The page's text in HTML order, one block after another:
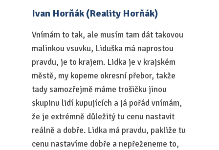
Ivan Horňák (Reality Horňák)
Vnímám to tak, ale musím tam dát takovou
malinkou vsuvku, Liduška má naprostou
pravdu, je to krajem. Lidka je v krajském
městě, my kopeme okresní přebor, takže
tady samozřejmě máme trošičku jinou
skupinu lidí kupujících a já pořád vnímám,
že je extrémně důležitý tu cenu nastavit
reálně a dobře. Lidka má pravdu, pakliže tu
cenu nastavíme dobře a nepřeženeme to,